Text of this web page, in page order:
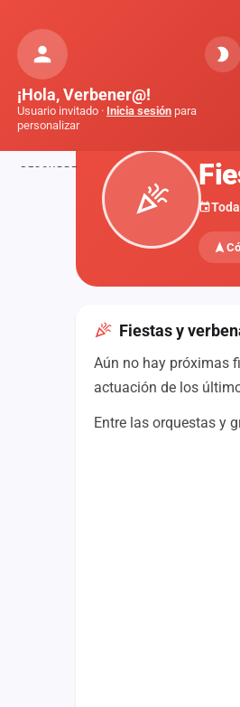
Inicio Fiestas Plaza de la
Fiestas y
Aún no hay próximas
actuación de los
Entre las orquestas y
¡Hola, Verbener@!
Usuario invitado · Inicia sesión para
personalizar
DESCUBRE
Formaciones
Componentes